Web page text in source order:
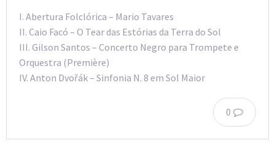
I. Abertura Folclórica – Mario Tavares
II. Caio Facó – O Tear das Estórias da Terra do Sol
III. Gilson Santos – Concerto Negro para Trompete e
Orquestra (Première)
IV. Anton Dvořák – Sinfonia N. 8 em Sol Maior
0